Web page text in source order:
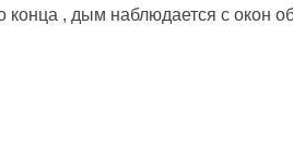
конца , дым наблюдается с окон